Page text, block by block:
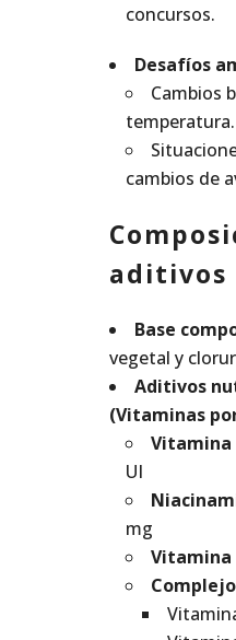
concursos.
Desafíos
Cambios
temperatura.
cambios de
aditivos
Base
vegetal y
Aditivos
(Vitaminas
Vitamina
UI
mg
Vitamina